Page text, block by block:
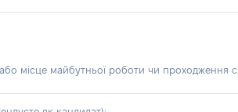
місце майбутньої роботи чи проходження